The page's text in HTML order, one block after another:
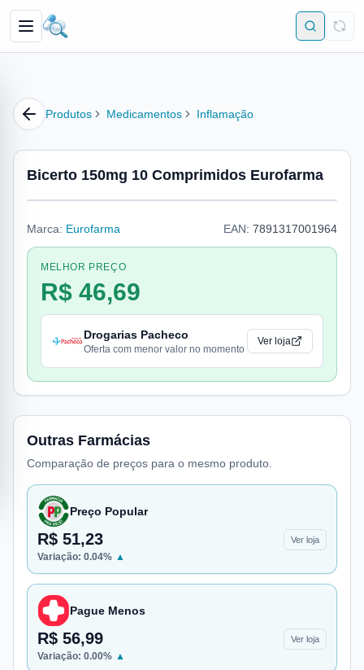
Produtos Medicamentos Inflamação
Bicerto 150mg 10 Comprimidos Eurofarma
Marca: Eurofarma EAN: 7891317001964
MELHOR PREÇO
R$ 46,69
Drogarias Pacheco
Oferta com menor valor no momento
Ver loja
Outras Farmácias
Comparação de preços para o mesmo produto.
Preço Popular
R$ 51,23 Ver loja
Variação: 0.04% ▲
Pague Menos
R$ 56,99 Ver loja
Variação: 0.00% ▲